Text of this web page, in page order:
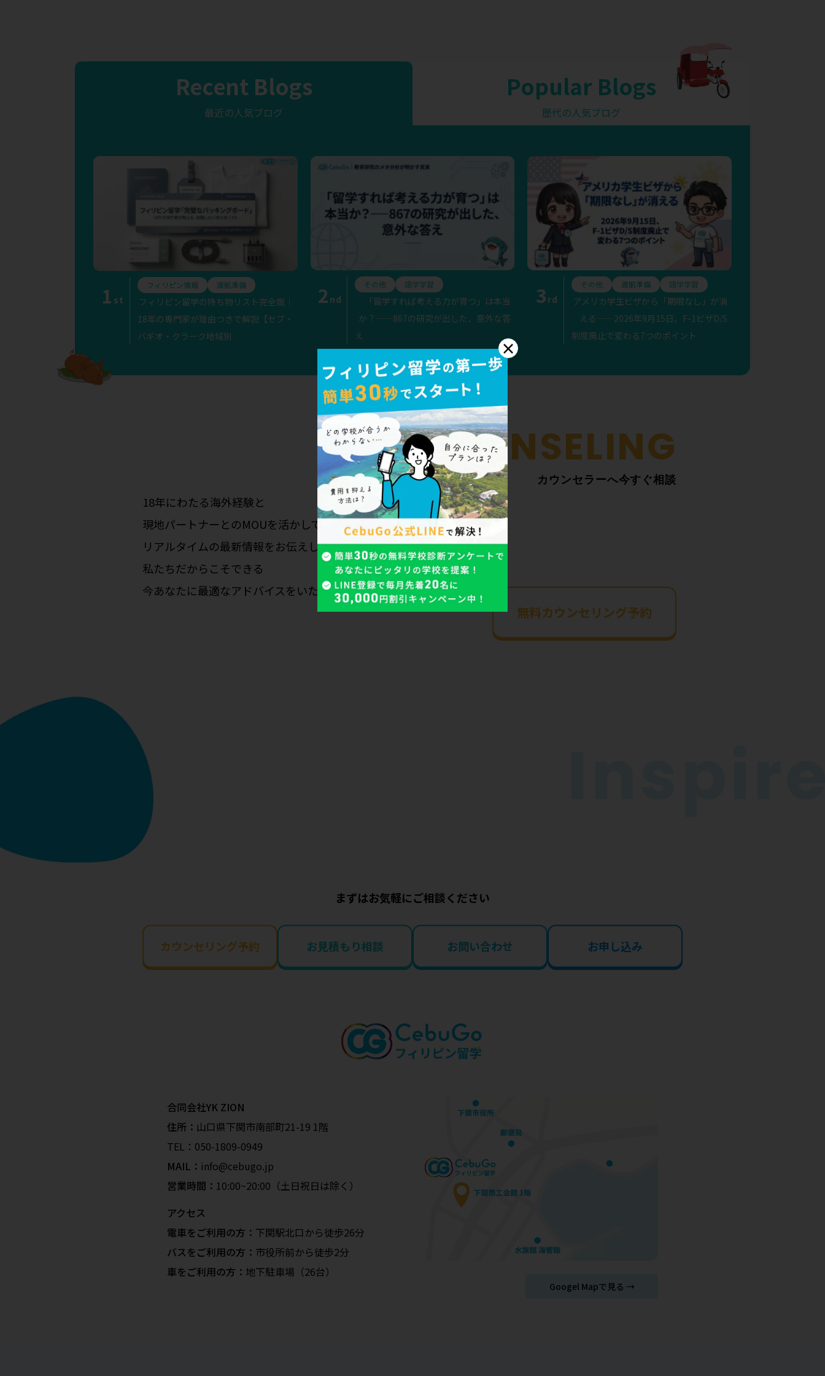
Recent Blogs
最近の人気ブログ
Popular Blogs
歴代の人気ブログ
1 st
フィリピン情報 渡航準備
フィリピン留学の持ち物リスト完全版｜
18年の専門家が理由つきで解説【セブ・
バギオ・クラーク地域別
2 nd
その他 語学学習
「留学すれば考える力が育つ」は本当
か？——867の研究が出した、意外な答
え
3 rd
その他 渡航準備 語学学習
アメリカ学生ビザから「期限なし」が消
える——2026年9月15日、F-1ビザD/S
制度廃止で変わる7つのポイント
カウンセラーへ今すぐ相談
18年にわたる海外経験と
現地パートナーとのMOUを活かして
リアルタイムの最新情報をお伝えします。
私たちだからこそできる
今あなたに最適なアドバイスをいたします。
無料カウンセリング予約
まずはお気軽にご相談ください
カウンセリング予約 お見積もり相談 お問い合わせ お申し込み
合同会社YK ZION
住所： 山口県下関市南部町21-19 1階
TEL： 050-1809-0949
MAIL： info@cebugo.jp
営業時間： 10:00~20:00（土日祝日は除く）
アクセス
電車をご利用の方： 下関駅北口から徒歩26分
バスをご利用の方： 市役所前から徒歩2分
車をご利用の方： 地下駐車場（26台）
Googel Mapで見る →
×